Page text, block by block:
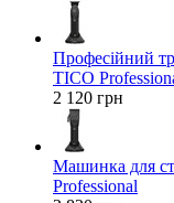
Професійний
TICO
2 120 грн
Машинка для
Professional